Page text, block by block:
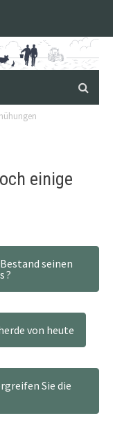
einige
seinen
?
von heute
Sie die